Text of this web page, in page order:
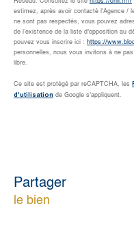
estimez, après avoir contacté l'Agence /
ne sont pas respectés, vous pouvez
de l’existence de la liste d'opposition au
pouvez vous inscrire ici : https://
personnelles, nous vous invitons à ne
libre.
Ce site est protégé par reCAPTCHA, les
d'utilisation de Google s'appliquent.
partager
le bien